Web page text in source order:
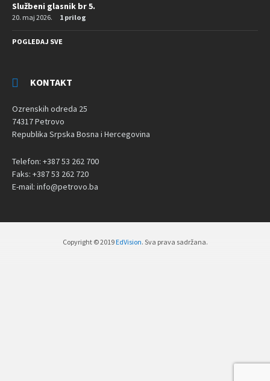
Službeni glasnik br 5.
20. maj 2026. 1 prilog
POGLEDAJ SVE
KONTAKT
Ozrenskih odreda 25
74317 Petrovo
Republika Srpska Bosna i Hercegovina
Telefon: +387 53 262 700
Faks: +387 53 262 720
E-mail: info@petrovo.ba
Copyright © 2019 EdVision. Sva prava sadržana.